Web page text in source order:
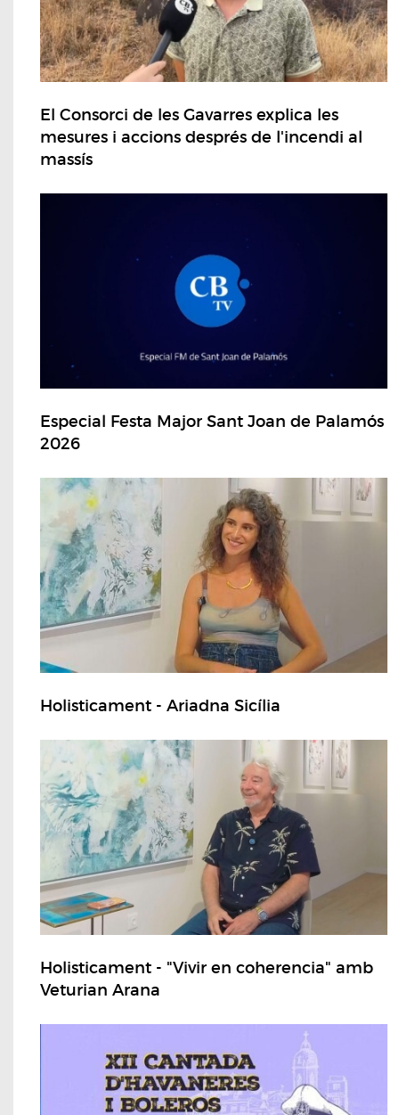
El Consorci de les Gavarres explica les
mesures i accions després de l'incendi al
massís
Especial Festa Major Sant Joan de Palamós
2026
Holisticament - Ariadna Sicília
Holisticament - "Vivir en coherencia" amb
Veturian Arana